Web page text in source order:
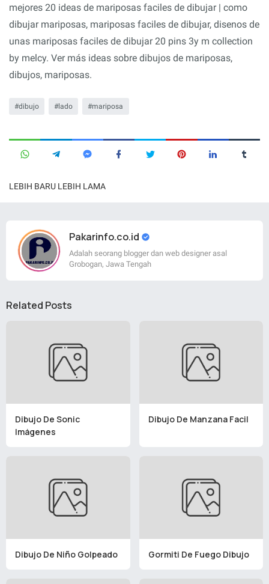
mejores 20 ideas de mariposas faciles de dibujar | como
dibujar mariposas, mariposas faciles de dibujar, disenos de
unas mariposas faciles de dibujar 20 pins 3y m collection
by melcy. Ver más ideas sobre dibujos de mariposas,
dibujos, mariposas.
dibujo lado mariposa
LEBIH BARU LEBIH LAMA
Pakarinfo.co.id
Adalah seorang blogger dan web designer asal
Grobogan, Jawa Tengah
Related Posts
Dibujo De Sonic
Imágenes
Dibujo De Manzana Facil
Dibujo De Niño Golpeado Gormiti De Fuego Dibujo